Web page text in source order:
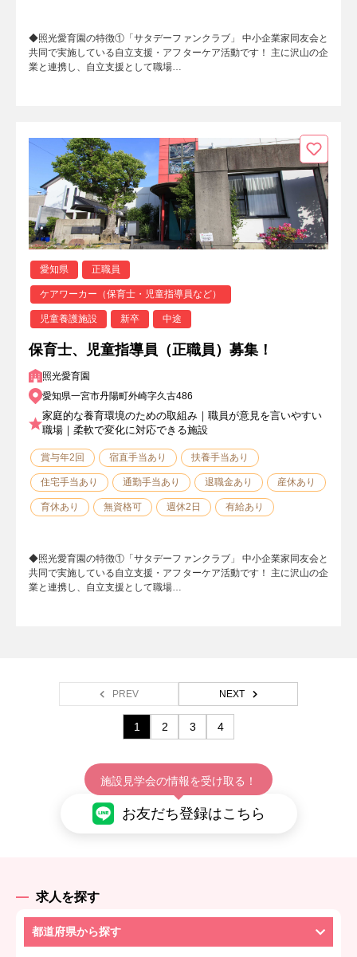
◆照光愛育園の特徴①「サタデーファンクラブ」 中小企業家同友会と
共同で実施している自立支援・アフターケア活動です！ 主に沢山の企
業と連携し、自立支援として職場…
愛知県 正職員
ケアワーカー（保育士・児童指導員など）
児童養護施設 新卒 中途
保育士、児童指導員（正職員）募集！
照光愛育園
愛知県一宮市丹陽町外崎字久古486
家庭的な養育環境のための取組み｜職員が意見を言いやすい
職場｜柔軟で変化に対応できる施設
賞与年2回 宿直手当あり 扶養手当あり
住宅手当あり 通勤手当あり 退職金あり 産休あり
育休あり 無資格可 週休2日 有給あり
◆照光愛育園の特徴①「サタデーファンクラブ」 中小企業家同友会と
共同で実施している自立支援・アフターケア活動です！ 主に沢山の企
業と連携し、自立支援として職場…
PREV NEXT
1 2 3 4
施設見学会の情報を受け取る！
お友だち登録はこちら
求人を探す
都道府県から探す